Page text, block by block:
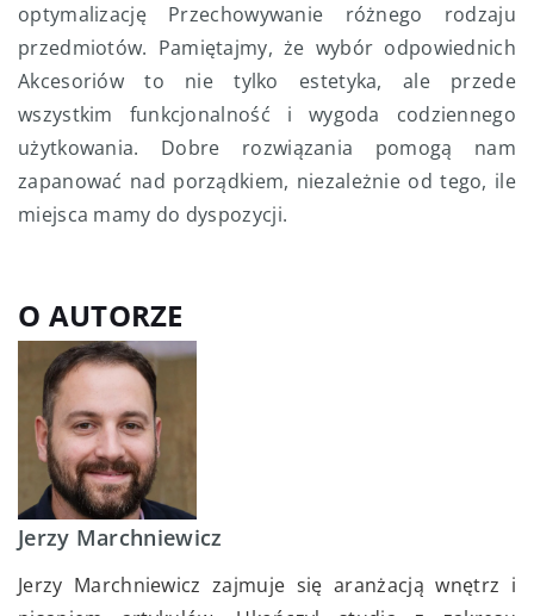
optymalizację Przechowywanie różnego rodzaju
przedmiotów. Pamiętajmy, że wybór odpowiednich
Akcesoriów to nie tylko estetyka, ale przede
wszystkim funkcjonalność i wygoda codziennego
użytkowania. Dobre rozwiązania pomogą nam
zapanować nad porządkiem, niezależnie od tego, ile
miejsca mamy do dyspozycji.
O AUTORZE
Jerzy Marchniewicz
Jerzy Marchniewicz zajmuje się aranżacją wnętrz i